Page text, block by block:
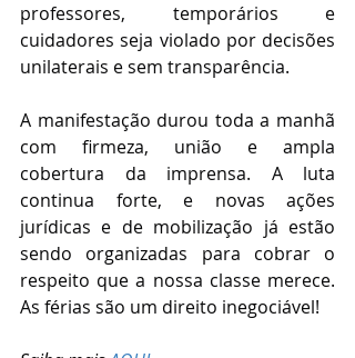
professores, temporários e
cuidadores seja violado por decisões
unilaterais e sem transparência.
A manifestação durou toda a manhã
com firmeza, união e ampla
cobertura da imprensa. A luta
continua forte, e novas ações
jurídicas e de mobilização já estão
sendo organizadas para cobrar o
respeito que a nossa classe merece.
As férias são um direito inegociável!